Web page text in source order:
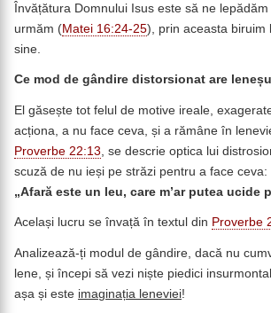
Învățătura Domnului Isus este să ne lepădăm
urmăm (Matei 16:24-25), prin aceasta biruim
sine.
Ce mod de gândire distorsionat are
El găsește tot felul de motive ireale,
acționa, a nu face ceva, și a rămâne în
Proverbe 22:13 , se descrie optica lui
scuză de nu ieși pe străzi pentru a face ceva:
„Afară este un leu, care m’ar putea ucide
Același lucru se învață în textul din Proverbe
Analizează-ți modul de gândire, dacă nu
lene, și începi să vezi niște piedici
așa și este imaginația leneviei!